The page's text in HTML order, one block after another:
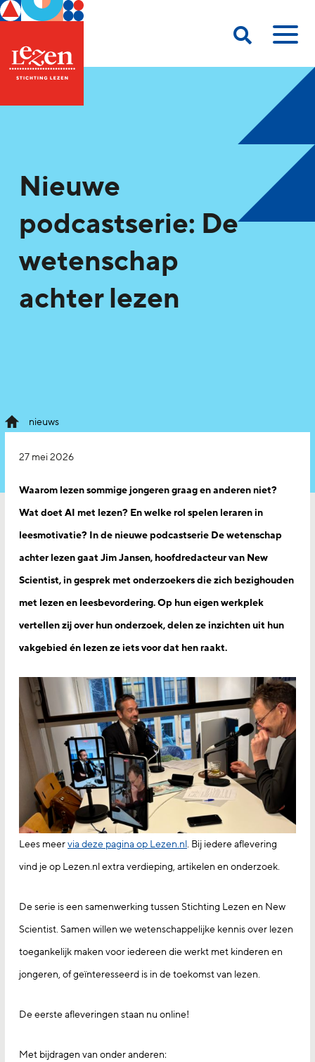
Nieuwe
podcastserie: De
wetenschap
achter lezen
nieuws
27 mei 2026
Waarom lezen sommige jongeren graag en anderen niet?
Wat doet AI met lezen? En welke rol spelen leraren in
leesmotivatie? In de nieuwe podcastserie De wetenschap
achter lezen gaat Jim Jansen, hoofdredacteur van New
Scientist, in gesprek met onderzoekers die zich bezighouden
met lezen en leesbevordering. Op hun eigen werkplek
vertellen zij over hun onderzoek, delen ze inzichten uit hun
vakgebied én lezen ze iets voor dat hen raakt.
Lees meervia deze pagina op Lezen.nl. Bij iedere aflevering
vind je op Lezen.nl extra verdieping, artikelen en onderzoek.
De serie is een samenwerking tussen Stichting Lezen en New
Scientist. Samen willen we wetenschappelijke kennis over lezen
toegankelijk maken voor iedereen die werkt met kinderen en
jongeren, of geïnteresseerd is in de toekomst van lezen.
De eerste afleveringen staan nu online!
Met bijdragen van onder anderen: